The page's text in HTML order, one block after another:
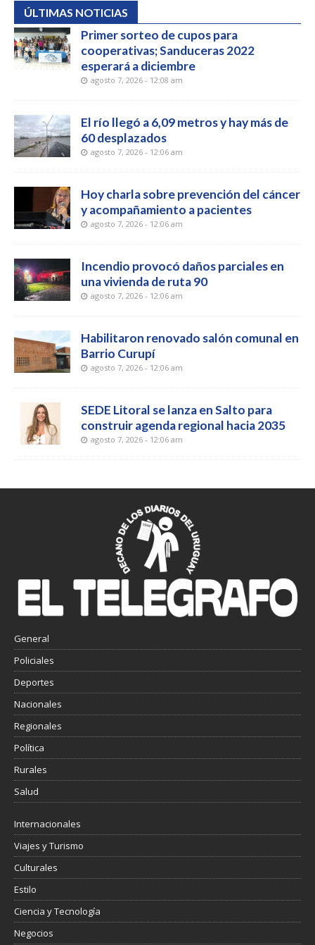
ÚLTIMAS NOTICIAS
Primer sorteo de cupos para
cooperativas; Sanduceras 2022
esperará a diciembre
agosto 7, 2026 - 12:08 am
El río llegó a 6,09 metros y hay más de
60 desplazados
agosto 7, 2026 - 12:06 am
Hoy charla sobre prevención del cáncer
y acompañamiento a pacientes
agosto 7, 2026 - 12:06 am
Incendio provocó daños parciales en
una vivienda de ruta 90
agosto 7, 2026 - 12:06 am
Habilitaron renovado salón comunal en
Barrio Curupí
agosto 7, 2026 - 12:06 am
SEDE Litoral se lanza en Salto para
construir agenda regional hacia 2035
agosto 7, 2026 - 12:06 am
General
Policiales
Deportes
Nacionales
Regionales
Política
Rurales
Salud
Internacionales
Viajes y Turismo
Culturales
Estilo
Ciencia y Tecnología
Negocios